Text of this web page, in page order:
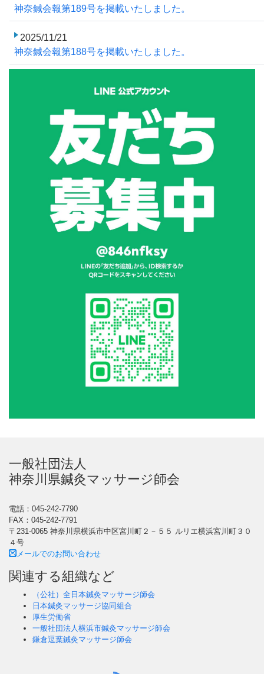
神奈鍼会報第189号を掲載いたしました。
2025/11/21
神奈鍼会報第188号を掲載いたしました。
一般社団法人
神奈川県鍼灸マッサージ師会
電話：045-242-7790
FAX：045-242-7791
〒231-0065 神奈川県横浜市中区宮川町２－５５ ルリエ横浜宮川町３０
４号
メールでのお問い合わせ
関連する組織など
（公社）全日本鍼灸マッサージ師会
日本鍼灸マッサージ協同組合
厚生労働省
一般社団法人横浜市鍼灸マッサージ師会
鎌倉逗葉鍼灸マッサージ師会